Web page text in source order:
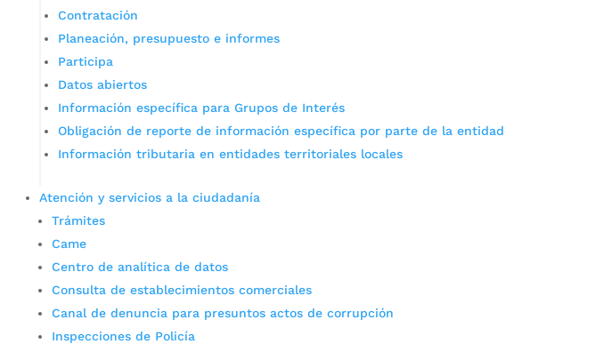
Contratación
Planeación, presupuesto e informes
Participa
Datos abiertos
Información específica para Grupos de Interés
Obligación de reporte de información específica por parte de la entidad
Información tributaria en entidades territoriales locales
Atención y servicios a la ciudadanía
Trámites
Came
Centro de analítica de datos
Consulta de establecimientos comerciales
Canal de denuncia para presuntos actos de corrupción
Inspecciones de Policía